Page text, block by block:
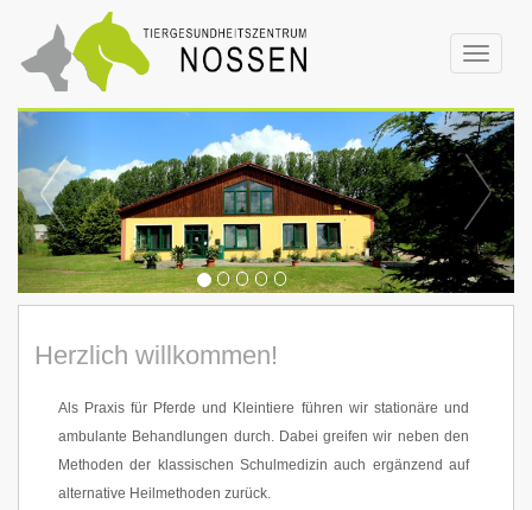
Toggle
Herzlich willkommen!
Als Praxis für Pferde und Kleintiere führen wir stationäre und
ambulante Behandlungen durch. Dabei greifen wir neben den
Methoden der klassischen Schulmedizin auch ergänzend auf
alternative Heilmethoden zurück.